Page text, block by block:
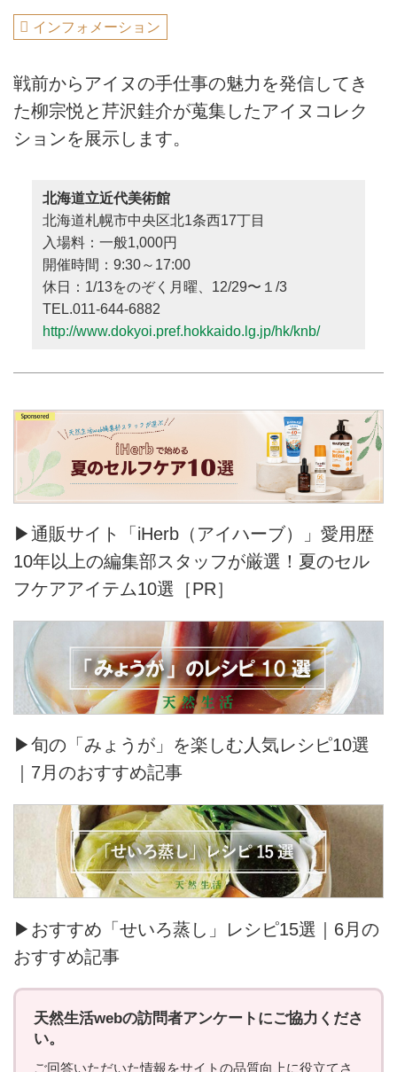
インフォメーション
戦前からアイヌの手仕事の魅力を発信してき
た柳宗悦と芹沢銈介が蒐集したアイヌコレク
ションを展示します。
北海道立近代美術館
北海道札幌市中央区北1条西17丁目
入場料：一般1,000円
開催時間：9:30～17:00
休日：1/13をのぞく月曜、12/29〜１/3
TEL.011-644-6882
http://www.dokyoi.pref.hokkaido.lg.jp/hk/knb/
▶通販サイト「iHerb（アイハーブ）」愛用歴
10年以上の編集部スタッフが厳選！夏のセル
フケアアイテム10選［PR］
▶旬の「みょうが」を楽しむ人気レシピ10選
｜7月のおすすめ記事
▶おすすめ「せいろ蒸し」レシピ15選｜6月の
おすすめ記事